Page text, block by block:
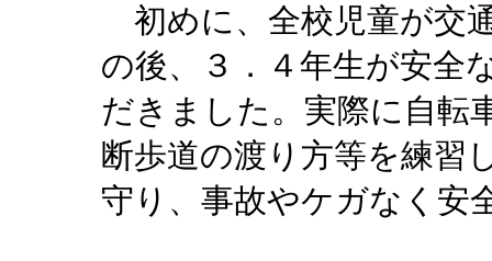
初めに、全校児童が交
の後、３．４年生が安全
だきました。実際に自転
断歩道の渡り方等を練習
守り、事故やケガなく安